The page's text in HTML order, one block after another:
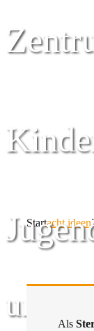
und
Startacht ideen
Als